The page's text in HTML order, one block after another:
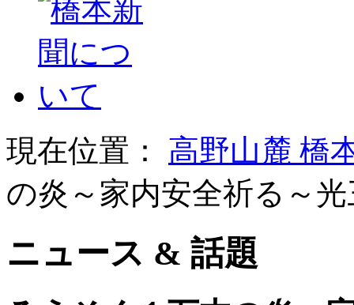
現在位置： 高野山麓 橋
の炎～家内安全祈る～
ニュース & 話題